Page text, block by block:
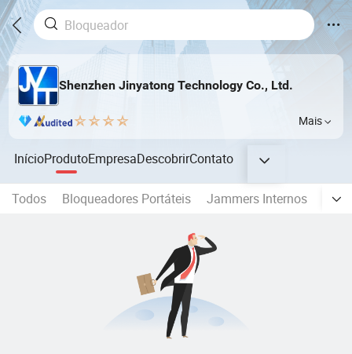
Shenzhen Jinyatong Technology Co., Ltd.
Mais
InícioProdutoEmpresaDescobrirContato
Todos Bloqueadores Portáteis Jammers Internos